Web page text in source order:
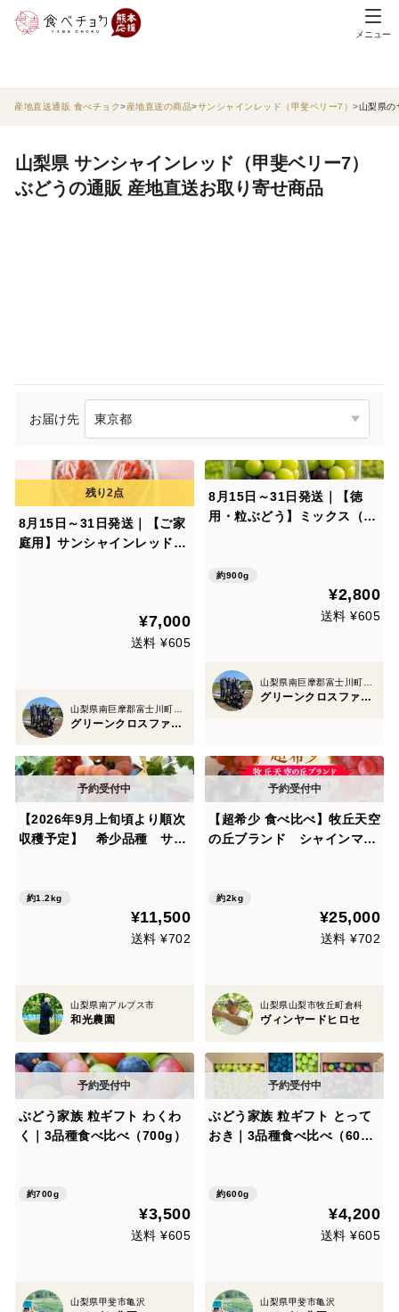
メニュー
産地直送通販 食べチョク 産地直送の商品 サンシャインレッド（甲斐ベリー7） 山梨県の
山梨県 サンシャインレッド（甲斐ベリー7）
ぶどうの通販 産地直送お取り寄せ商品
お届け先
8月15日～31日発送｜【ご家
庭用】サンシャインレッド、
¥7,000
送料 ¥605
グリーンクロスファーム
8月15日～31日発送｜【徳
用・粒ぶどう】ミックス（２
う王国・山梨が贈る、宝石の
約900g
¥2,800
送料 ¥605
グリーンクロスファーム
【2026年9月上旬頃より順次
収穫予定】 希少品種 サン
約1.2キロ
約1.2kg
¥11,500
送料 ¥702
山梨県南アルプス市
和光農園
【超希少 食べ比べ】牧丘天空
の丘ブランド シャインマス
約2kg
¥25,000
送料 ¥702
山梨県山梨市牧丘町倉科
ヴィンヤードヒロセ
ぶどう家族 粒ギフト わくわ
く｜3品種食べ比べ（700g）
約700g
¥3,500
送料 ¥605
山梨県甲斐市亀沢
ぶどう家族 粒ギフト とって
おき｜3品種食べ比べ（600
約600g
¥4,200
送料 ¥605
山梨県甲斐市亀沢